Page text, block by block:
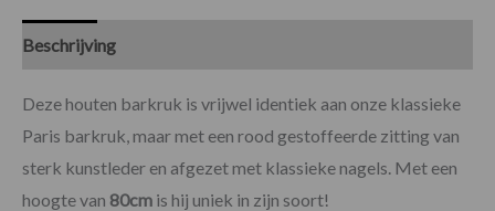
Beschrijving
Deze houten barkruk is vrijwel identiek aan onze klassieke
Paris barkruk, maar met een rood gestoffeerde zitting van
sterk kunstleder en afgezet met klassieke nagels. Met een
hoogte van 80cm is hij uniek in zijn soort!